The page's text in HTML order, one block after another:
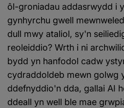
ôl-groniadau addasrwydd i
gynhyrchu gwell
dull mwy ataliol, sy'n
reoleiddio? Wrth i ni
bydd yn hanfodol cadw
cydraddoldeb mewn golwg
ddefnyddio'n dda, gallai AI
ddeall yn well ble mae